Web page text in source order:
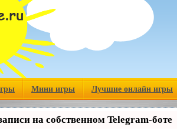
Мини игры Лучшие онлайн игры
на собственном Telegram-боте